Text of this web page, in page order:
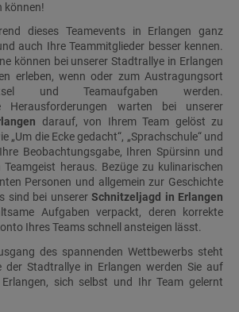
können!
dieses Teamevents in Erlangen ganz
auch Ihre Teammitglieder besser kennen.
können bei unserer Stadtrallye in Erlangen
erleben, wenn oder zum Austragungsort
und Teamaufgaben werden.
Herausforderungen warten bei unserer
darauf, von Ihrem Team gelöst zu
„Um die Ecke gedacht“, „Sprachschule“ und
Beobachtungsgabe, Ihren Spürsinn und
heraus. Bezüge zu kulinarischen
Personen und allgemein zur Geschichte
sind bei unserer Schnitzeljagd in Erlangen
Aufgaben verpackt, deren korrekte
Ihres Teams schnell ansteigen lässt.
des spannenden Wettbewerbs steht
der Stadtrallye in Erlangen werden Sie auf
sich selbst und Ihr Team gelernt